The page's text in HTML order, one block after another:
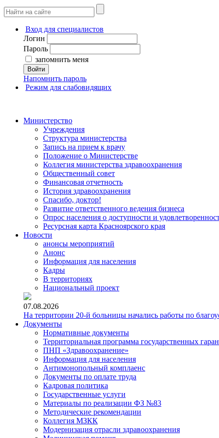
Вход для специалистов
Логин
Пароль
запомнить меня
Войти
Напомнить пароль
Режим для слабовидящих
Министерство
Учреждения
Структура министерства
Запись на прием к врачу
Положение о Министерстве
Коллегия министерства здравоохранения
Общественный совет
Финансовая отчетность
История здравоохранения
Спасибо, доктор!
Развитие ответственного ведения бизнеса
Опрос населения о доступности и
Ресурсная карта Красноярского края
Новости
анонсы мероприятий
Анонс
Информация для населения
Кадры
В территориях
Национальный проект
07.08.2026
На территории 20-й больницы начались работы по
Документы
Нормативные документы
Территориальная программа государственных
ПНП «Здравоохранение»
Информация для населения
Антимонопольный комплаенс
Документы по оплате труда
Кадровая политика
Государственные услуги
Материалы по реализации ФЗ №83
Методические рекомендации
Коллегия МЗКК
Модернизация отрасли здравоохранения